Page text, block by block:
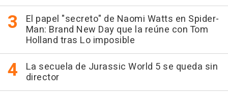
El papel "secreto" de Naomi Watts en Spider-
Man: Brand New Day que la reúne con Tom
Holland tras Lo imposible
La secuela de Jurassic World 5 se queda sin
director